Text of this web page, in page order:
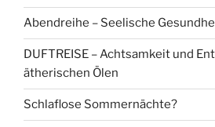
Abendreihe – Seelische
DUFTREISE – Achtsamkeit und
ätherischen Ölen
Schlaflose Sommernächte?